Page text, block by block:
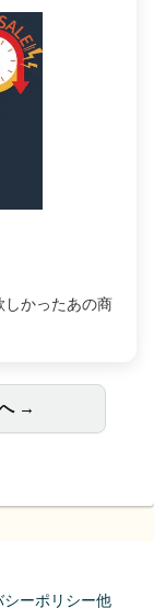
合間が、あな
→
シーポリシー他